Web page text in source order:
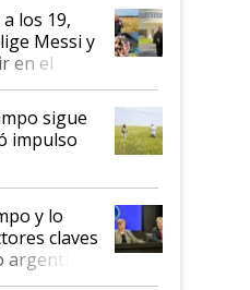
los 19,
Messi y
en el
"darle
libertario
salió
sigue
impulso
y lo
claves